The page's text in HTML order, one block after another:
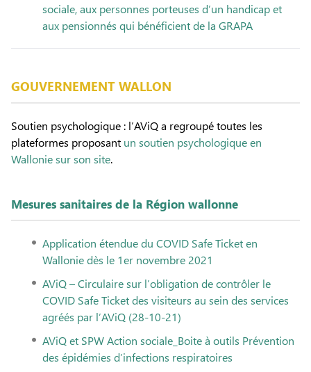
sociale, aux personnes porteuses d’un handicap et
aux pensionnés qui bénéficient de la GRAPA
GOUVERNEMENT WALLON
Soutien psychologique : l’AViQ a regroupé toutes les
plateformes proposant un soutien psychologique en
Wallonie sur son site.
Mesures sanitaires de la Région wallonne
Application étendue du COVID Safe Ticket en
Wallonie dès le 1er novembre 2021
AViQ – Circulaire sur l’obligation de contrôler le
COVID Safe Ticket des visiteurs au sein des services
agréés par l’AViQ (28-10-21)
AViQ et SPW Action sociale_Boite à outils Prévention
des épidémies d’infections respiratoires